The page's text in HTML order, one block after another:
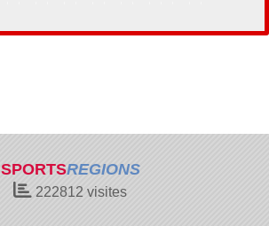
SPORTSREGIONS
222812 visites